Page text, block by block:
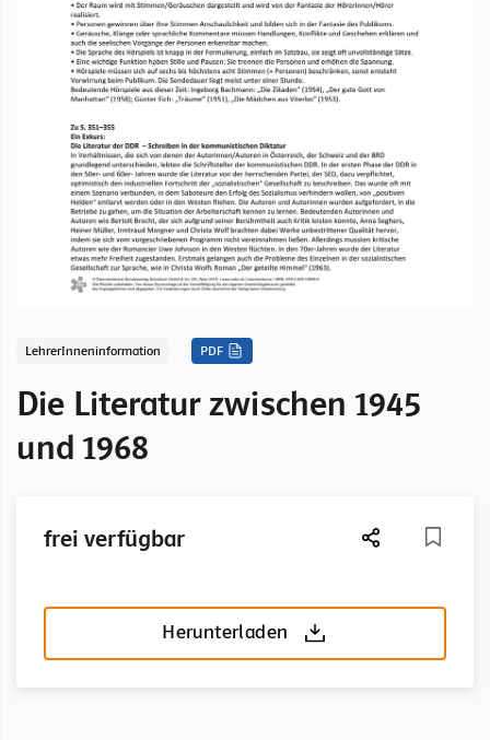
LehrerInneninformation PDF
Die Literatur zwischen 1945
und 1968
frei verfügbar
Herunterladen